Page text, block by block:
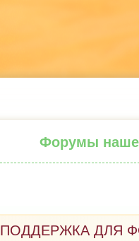
Форумы
ПОДДЕРЖКА ДЛЯ